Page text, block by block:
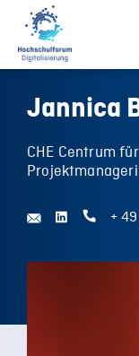
Jannica
CHE Centrum
+